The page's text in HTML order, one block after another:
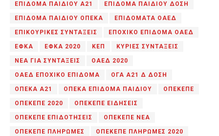
ΕΠΙΔΟΜΑ ΠΑΙΔΙΟΥ Α21 ΕΠΙΔΟΜΑ ΠΑΙΔΙΟΥ ΔΟΣΗ
ΕΠΙΔΟΜΑ ΠΑΙΔΙΟΥ ΟΠΕΚΑ ΕΠΙΔΟΜΑΤΑ ΟΑΕΔ
ΕΠΙΚΟΥΡΙΚΕΣ ΣΥΝΤΑΞΕΙΣ ΕΠΟΧΙΚΟ ΕΠΙΔΟΜΑ ΟΑΕΔ
ΕΦΚΑ ΕΦΚΑ 2020 ΚΕΠ ΚΥΡΙΕΣ ΣΥΝΤΑΞΕΙΣ
ΝΕΑ ΓΙΑ ΣΥΝΤΑΞΕΙΣ ΟΑΕΔ 2020
ΟΑΕΔ ΕΠΟΧΙΚΟ ΕΠΙΔΟΜΑ ΟΓΑ Α21 Δ ΔΟΣΗ
ΟΠΕΚΑ Α21 ΟΠΕΚΑ ΕΠΙΔΟΜΑ ΠΑΙΔΙΟΥ ΟΠΕΚΕΠΕ
ΟΠΕΚΕΠΕ 2020 ΟΠΕΚΕΠΕ ΕΙΔΗΣΕΙΣ
ΟΠΕΚΕΠΕ ΕΠΙΔΟΤΗΣΕΙΣ ΟΠΕΚΕΠΕ ΝΕΑ
ΟΠΕΚΕΠΕ ΠΛΗΡΩΜΕΣ ΟΠΕΚΕΠΕ ΠΛΗΡΩΜΕΣ 2020